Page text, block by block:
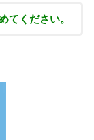
てください。